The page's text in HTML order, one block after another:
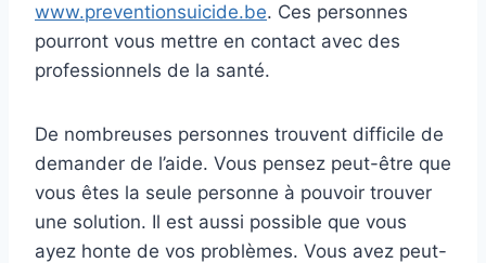
www.preventionsuicide.be. Ces personnes
pourront vous mettre en contact avec des
professionnels de la santé.
De nombreuses personnes trouvent difficile de
demander de l’aide. Vous pensez peut-être que
vous êtes la seule personne à pouvoir trouver
une solution. Il est aussi possible que vous
ayez honte de vos problèmes. Vous avez peut-